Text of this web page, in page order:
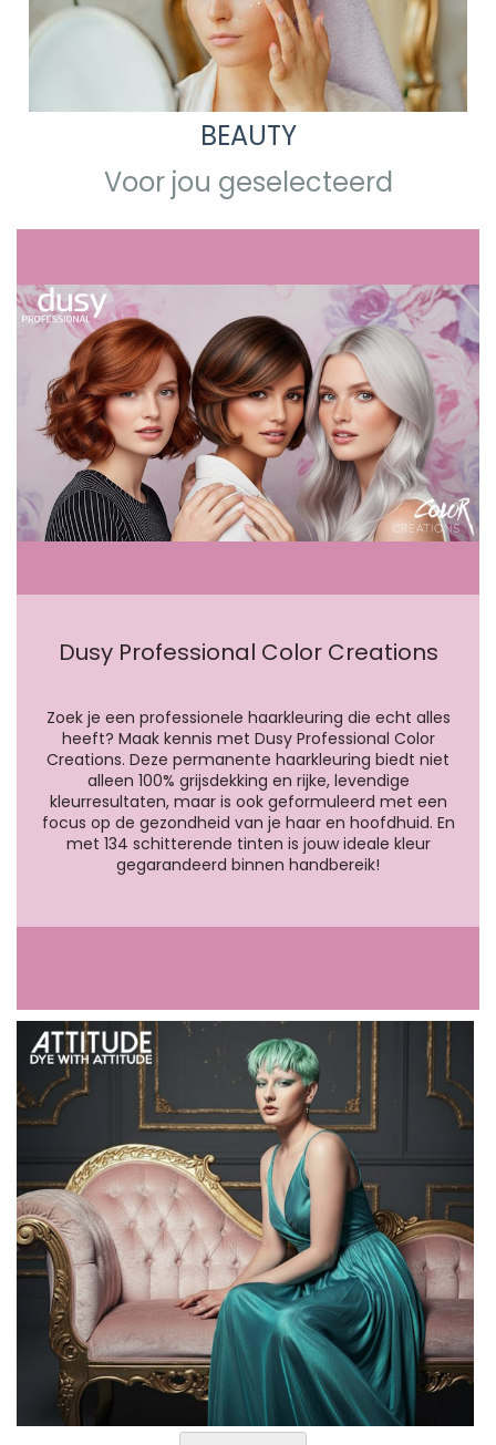
BEAUTY
Voor jou geselecteerd
Dusy Professional Color Creations
Zoek je een professionele haarkleuring die echt alles
heeft? Maak kennis met Dusy Professional Color
Creations. Deze permanente haarkleuring biedt niet
alleen 100% grijsdekking en rijke, levendige
kleurresultaten, maar is ook geformuleerd met een
focus op de gezondheid van je haar en hoofdhuid. En
met 134 schitterende tinten is jouw ideale kleur
gegarandeerd binnen handbereik!